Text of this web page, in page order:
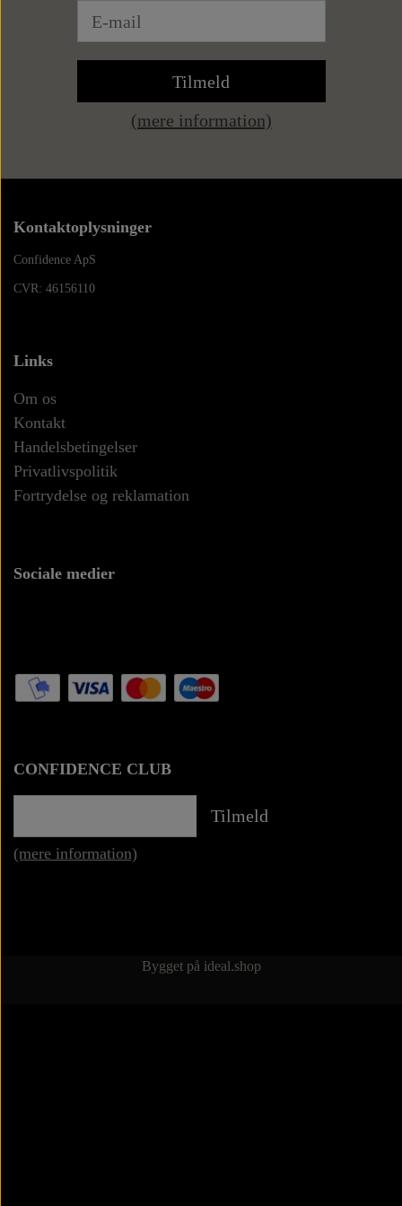
Weekendtasker
Toilettasker
Bælter
Læderbælter
Tilbehør
Kortholdere
Tilmeld
(mere information)
Kontaktoplysninger
Confidence ApS
CVR: 46156110
Links
Om os
Kontakt
Handelsbetingelser
Privatlivspolitik
Fortrydelse og reklamation
Sociale medier
CONFIDENCE CLUB
Tilmeld
(mere information)
Bygget på ideal.shop